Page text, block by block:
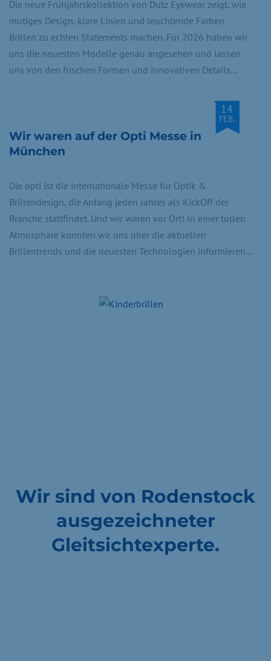
Die neue Frühjahrskollektion von Dutz Eyewear zeigt, wie
mutiges Design, klare Linien und leuchtende Farben
Brillen zu echten Statements machen. Für 2026 haben wir
uns die neuesten Modelle genau angesehen und lassen
uns von den frischen Formen und innovativen Details…
14
FEB.
Wir waren auf der Opti Messe in
München
Die opti ist die internationale Messe für Optik &
Brillendesign, die Anfang jeden Jahres als KickOff der
Branche stattfindet. Und wir waren vor Ort! In einer tollen
Atmosphäre konnten wir uns über die aktuellen
Brillentrends und die neuesten Technologien informieren…
Wir sind von Rodenstock
ausgezeichneter
Gleitsichtexperte.